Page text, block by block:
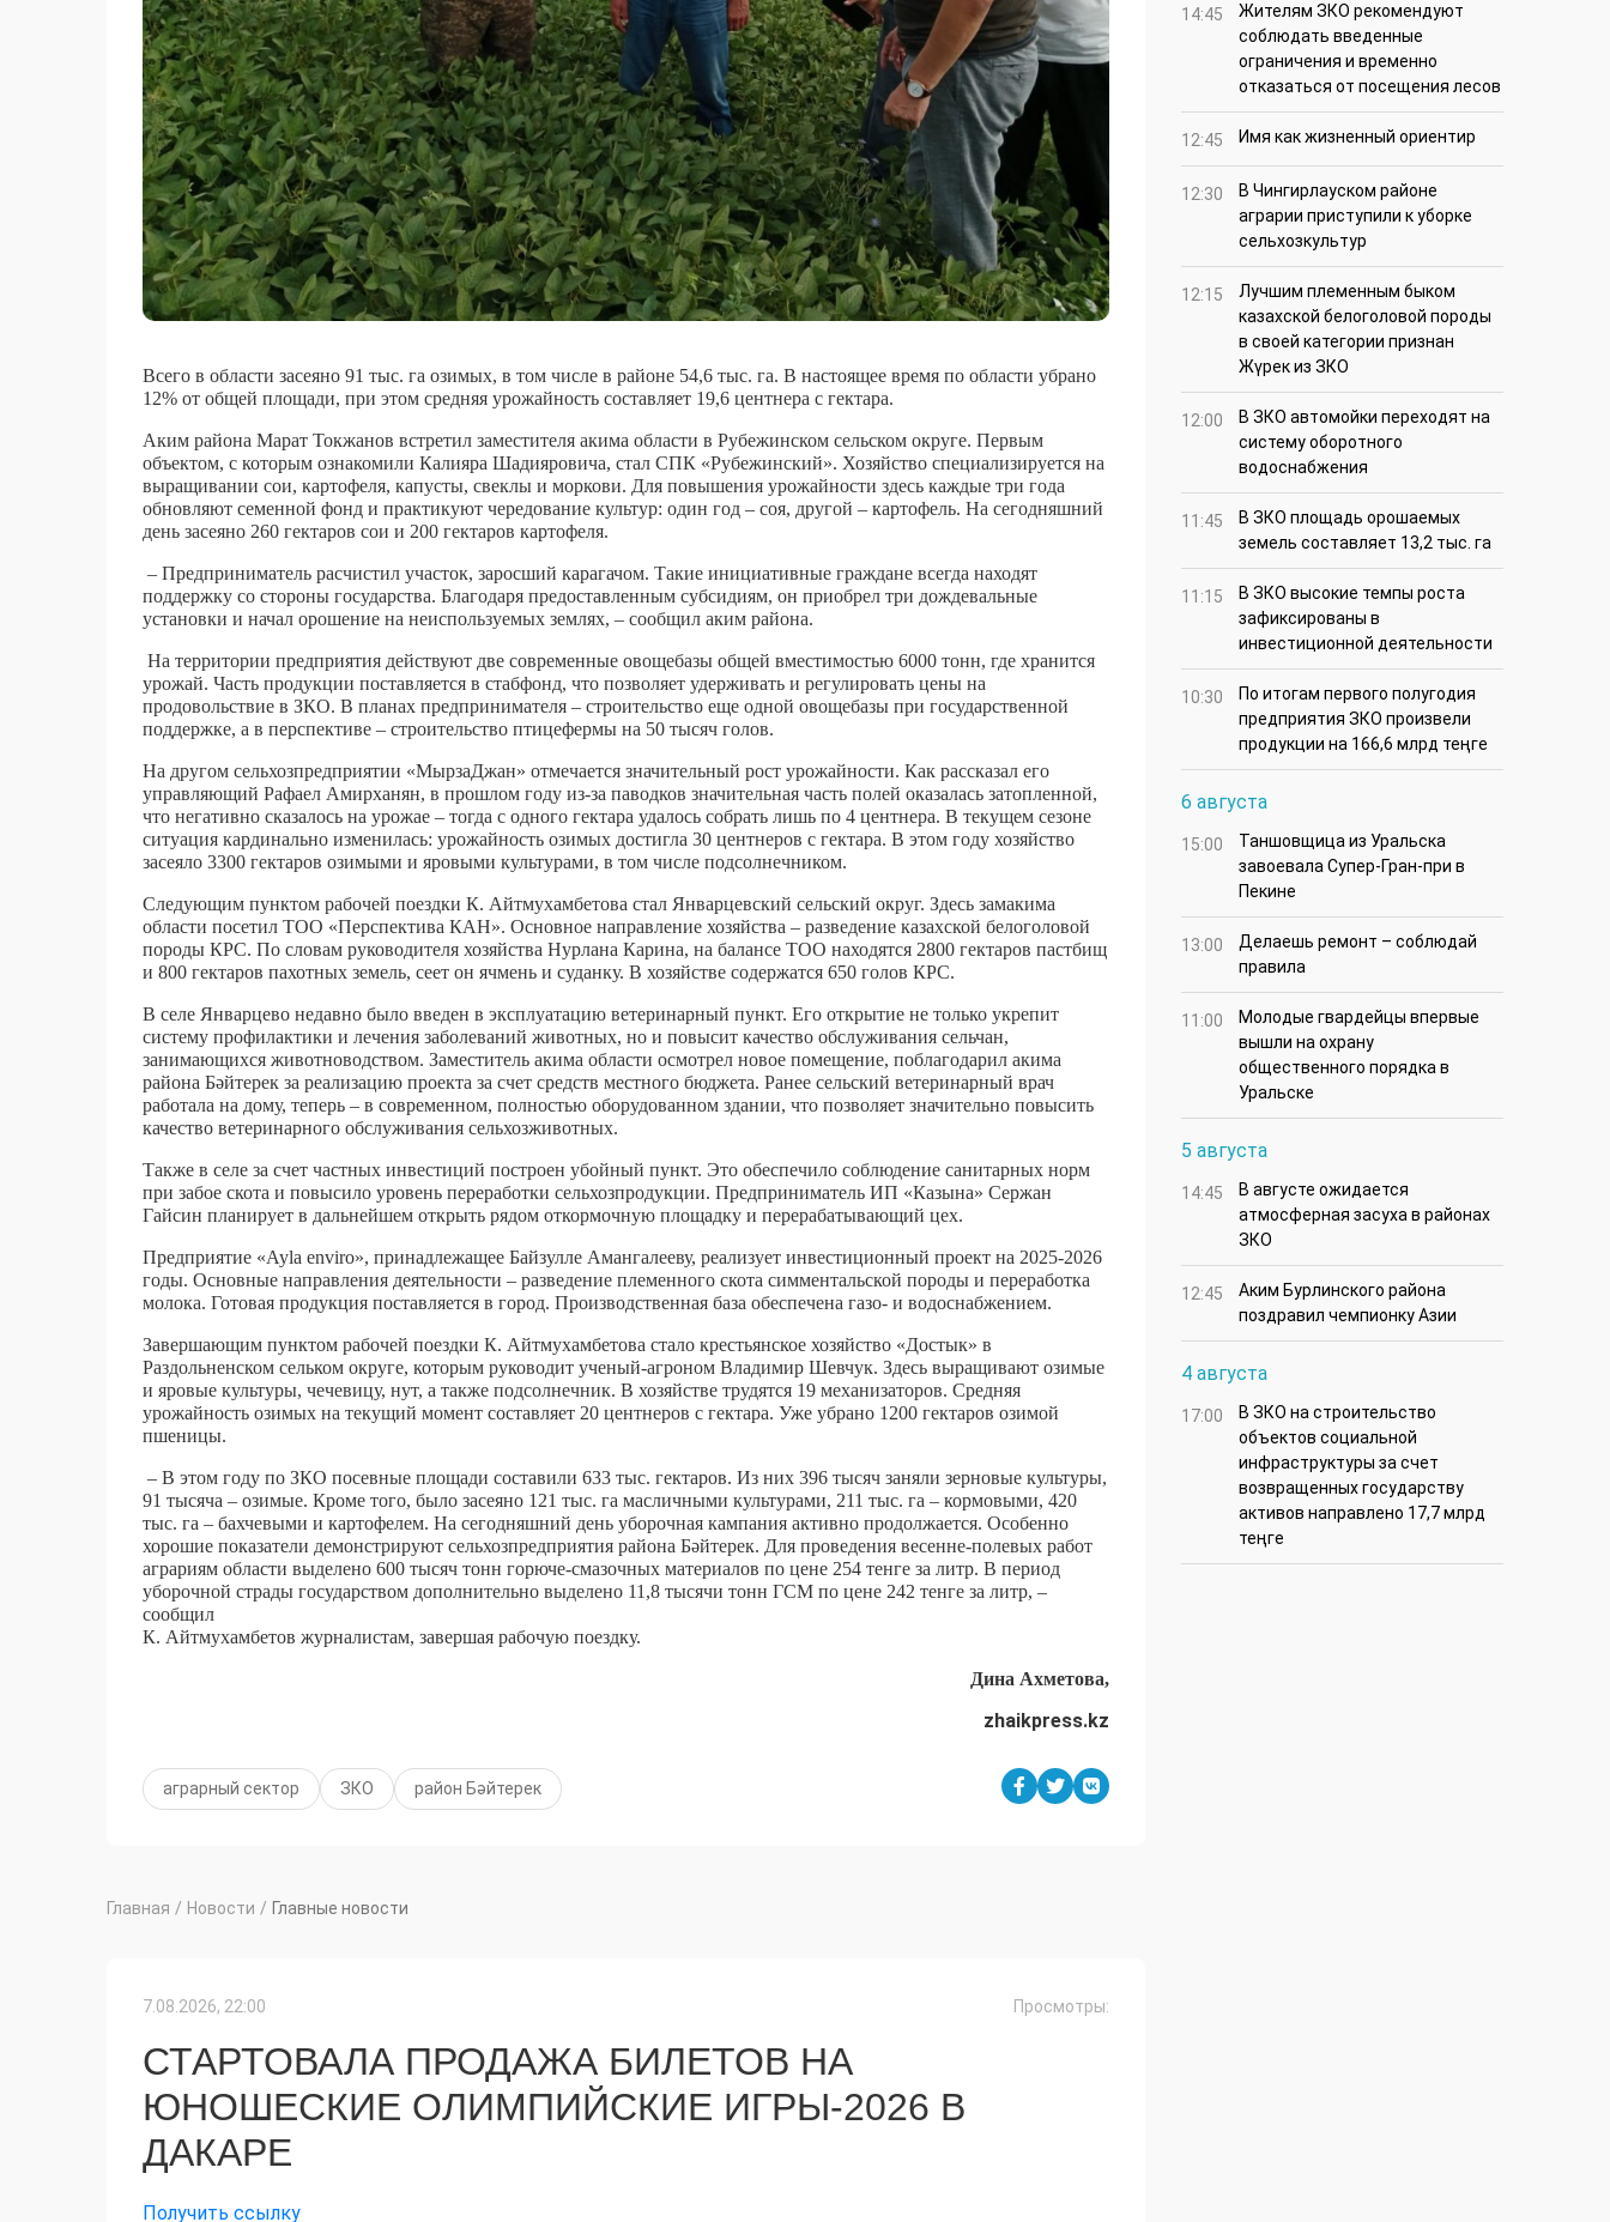
Всего в области засеяно 91 тыс. га озимых, в том числе в районе 54,6 тыс. га. В настоящее время по области убрано
12% от общей площади, при этом средняя урожайность составляет 19,6 центнера с гектара.
Аким района Марат Токжанов встретил заместителя акима области в Рубежинском сельском округе. Первым
объектом, с которым ознакомили Калияра Шадияровича, стал СПК «Рубежинский». Хозяйство специализируется на
выращивании сои, картофеля, капусты, свеклы и моркови. Для повышения урожайности здесь каждые три года
обновляют семенной фонд и практикуют чередование культур: один год – соя, другой – картофель. На сегодняшний
день засеяно 260 гектаров сои и 200 гектаров картофеля.
– Предприниматель расчистил участок, заросший карагачом. Такие инициативные граждане всегда находят
поддержку со стороны государства. Благодаря предоставленным субсидиям, он приобрел три дождевальные
установки и начал орошение на неиспользуемых землях, – сообщил аким района.
На территории предприятия действуют две современные овощебазы общей вместимостью 6000 тонн, где хранится
урожай. Часть продукции поставляется в стабфонд, что позволяет удерживать и регулировать цены на
продовольствие в ЗКО. В планах предпринимателя – строительство еще одной овощебазы при государственной
поддержке, а в перспективе – строительство птицефермы на 50 тысяч голов.
На другом сельхозпредприятии «МырзаДжан» отмечается значительный рост урожайности. Как рассказал его
управляющий Рафаел Амирханян, в прошлом году из-за паводков значительная часть полей оказалась затопленной,
что негативно сказалось на урожае – тогда с одного гектара удалось собрать лишь по 4 центнера. В текущем сезоне
ситуация кардинально изменилась: урожайность озимых достигла 30 центнеров с гектара. В этом году хозяйство
засеяло 3300 гектаров озимыми и яровыми культурами, в том числе подсолнечником.
Следующим пунктом рабочей поездки К. Айтмухамбетова стал Январцевский сельский округ. Здесь замакима
области посетил ТОО «Перспектива КАН». Основное направление хозяйства – разведение казахской белоголовой
породы КРС. По словам руководителя хозяйства Нурлана Карина, на балансе ТОО находятся 2800 гектаров пастбищ
и 800 гектаров пахотных земель, сеет он ячмень и суданку. В хозяйстве содержатся 650 голов КРС.
В селе Январцево недавно было введен в эксплуатацию ветеринарный пункт. Его открытие не только укрепит
систему профилактики и лечения заболеваний животных, но и повысит качество обслуживания сельчан,
занимающихся животноводством. Заместитель акима области осмотрел новое помещение, поблагодарил акима
района Бәйтерек за реализацию проекта за счет средств местного бюджета. Ранее сельский ветеринарный врач
работала на дому, теперь – в современном, полностью оборудованном здании, что позволяет значительно повысить
качество ветеринарного обслуживания сельхозживотных.
Также в селе за счет частных инвестиций построен убойный пункт. Это обеспечило соблюдение санитарных норм
при забое скота и повысило уровень переработки сельхозпродукции. Предприниматель ИП «Казына» Сержан
Гайсин планирует в дальнейшем открыть рядом откормочную площадку и перерабатывающий цех.
Предприятие «Ayla enviro», принадлежащее Байзулле Амангалееву, реализует инвестиционный проект на 2025-2026
годы. Основные направления деятельности – разведение племенного скота симментальской породы и переработка
молока. Готовая продукция поставляется в город. Производственная база обеспечена газо- и водоснабжением.
Завершающим пунктом рабочей поездки К. Айтмухамбетова стало крестьянское хозяйство «Достык» в
Раздольненском сельком округе, которым руководит ученый-агроном Владимир Шевчук. Здесь выращивают озимые
и яровые культуры, чечевицу, нут, а также подсолнечник. В хозяйстве трудятся 19 механизаторов. Средняя
урожайность озимых на текущий момент составляет 20 центнеров с гектара. Уже убрано 1200 гектаров озимой
пшеницы.
– В этом году по ЗКО посевные площади составили 633 тыс. гектаров. Из них 396 тысяч заняли зерновые культуры,
91 тысяча – озимые. Кроме того, было засеяно 121 тыс. га масличными культурами, 211 тыс. га – кормовыми, 420
тыс. га – бахчевыми и картофелем. На сегодняшний день уборочная кампания активно продолжается. Особенно
хорошие показатели демонстрируют сельхозпредприятия района Бәйтерек. Для проведения весенне-полевых работ
аграриям области выделено 600 тысяч тонн горюче-смазочных материалов по цене 254 тенге за литр. В период
уборочной страды государством дополнительно выделено 11,8 тысячи тонн ГСМ по цене 242 тенге за литр, –
сообщил
К. Айтмухамбетов журналистам, завершая рабочую поездку.
Дина Ахметова,
zhaikpress.kz
аграрный сектор ЗКО район Бәйтерек
Главная / Новости / Главные новости
7.08.2026, 22:00 Просмотры:
СТАРТОВАЛА ПРОДАЖА БИЛЕТОВ НА
ЮНОШЕСКИЕ ОЛИМПИЙСКИЕ ИГРЫ-2026 В
ДАКАРЕ
Получить ссылку
14:45
Жителям ЗКО рекомендуют
соблюдать введенные
ограничения и временно
отказаться от посещения лесов
12:45 Имя как жизненный ориентир
12:30
В Чингирлауском районе
аграрии приступили к уборке
сельхозкультур
12:15
Лучшим племенным быком
казахской белоголовой породы
в своей категории признан
Жүрек из ЗКО
12:00
В ЗКО автомойки переходят на
систему оборотного
водоснабжения
11:45
В ЗКО площадь орошаемых
земель составляет 13,2 тыс. га
11:15
В ЗКО высокие темпы роста
зафиксированы в
инвестиционной деятельности
10:30
По итогам первого полугодия
предприятия ЗКО произвели
продукции на 166,6 млрд теңге
6 августа
15:00
Таншовщица из Уральска
завоевала Супер-Гран-при в
Пекине
13:00
Делаешь ремонт – соблюдай
правила
11:00
Молодые гвардейцы впервые
вышли на охрану
общественного порядка в
Уральске
5 августа
14:45
В августе ожидается
атмосферная засуха в районах
ЗКО
12:45
Аким Бурлинского района
поздравил чемпионку Азии
4 августа
17:00
В ЗКО на строительство
объектов социальной
инфраструктуры за счет
возвращенных государству
активов направлено 17,7 млрд
теңге